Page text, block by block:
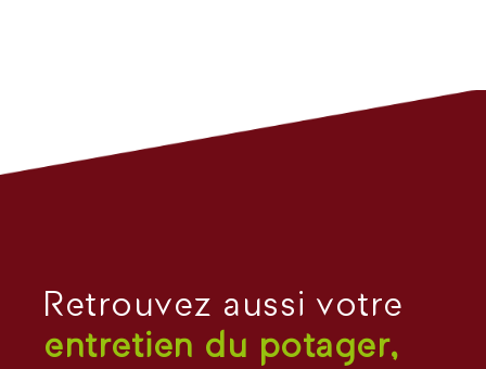
Retrouvez aussi votre
entretien du potager,